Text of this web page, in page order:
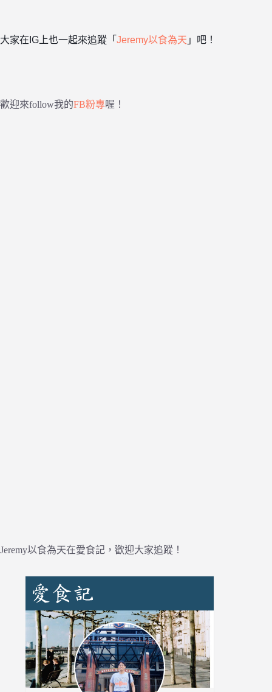
大家在IG上也一起來追蹤「 Jeremy以食為天 」吧！
歡迎來follow我的FB粉專喔！
Jeremy以食為天在愛食記，歡迎大家追蹤！